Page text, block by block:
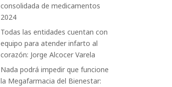
consolidada de medicamentos
2024
Todas las entidades cuentan con
equipo para atender infarto al
corazón: Jorge Alcocer Varela
Nada podrá impedir que funcione
la Megafarmacia del Bienestar: